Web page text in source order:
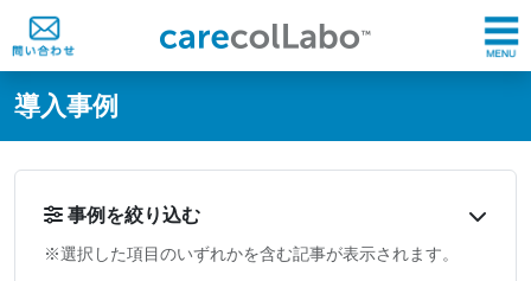
@ -0,0 +1,60 @@
導入事例
事例を絞り込む
※選択した項目のいずれかを含む記事が表示されます。